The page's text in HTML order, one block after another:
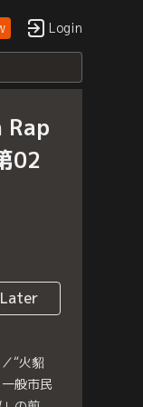
Login
Rap
02
“火貂
般市民